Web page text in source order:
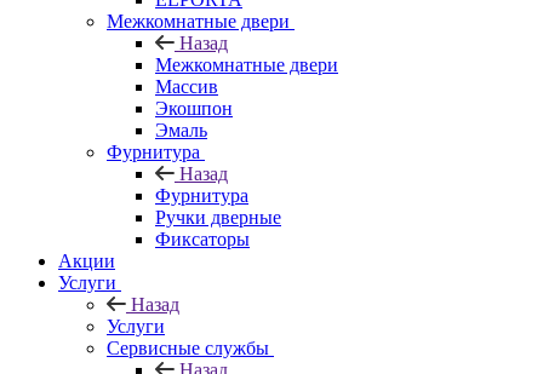
Межкомнатные двери
Назад
Межкомнатные двери
Массив
Экошпон
Эмаль
Фурнитура
Назад
Фурнитура
Ручки дверные
Фиксаторы
Акции
Услуги
Назад
Услуги
Сервисные службы
Назад